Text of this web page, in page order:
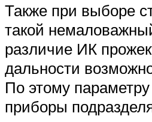
Также при выборе
такой
различие ИК
дальности
По этому
приборы